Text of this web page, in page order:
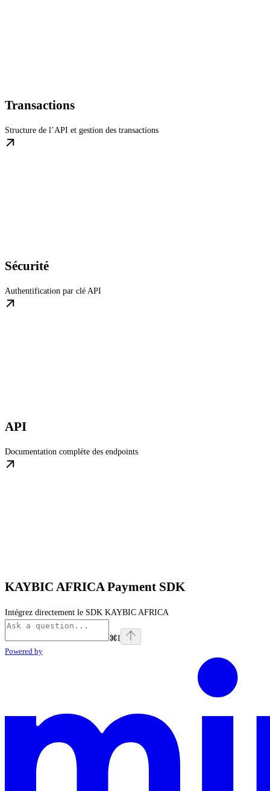
Transactions
Structure de l’API et gestion des transactions
Sécurité
Authentification par clé API
API
Documentation complète des endpoints
KAYBIC AFRICA Payment SDK
Intégrez directement le SDK KAYBIC AFRICA
⌘I
Powered by